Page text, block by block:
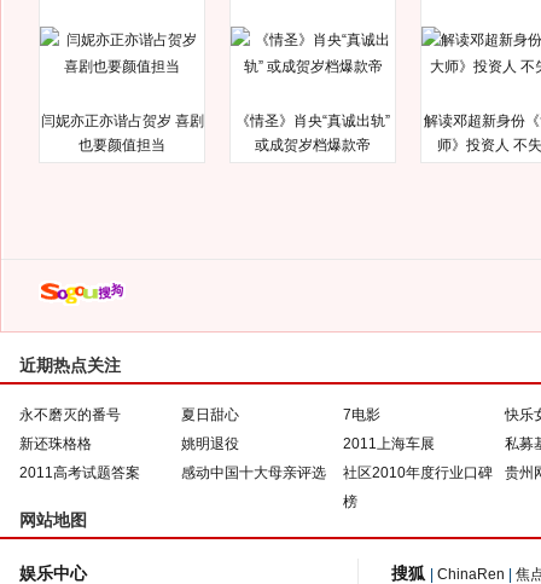
闫妮亦正亦谐占贺岁 喜剧
也要颜值担当
《情圣》肖央“真诚出轨”
或成贺岁档爆款帝
解读邓超新身份
师》投资人 不
近期热点关注
永不磨灭的番号 夏日甜心 7电影
快乐
新还珠格格
姚明退役 2011上海车展
私募
2011高考试题答案
感动中国十大母亲评选
社区2010年度行业口碑
榜
贵州
网站地图
娱乐中心 搜狐 ChinaRen 焦